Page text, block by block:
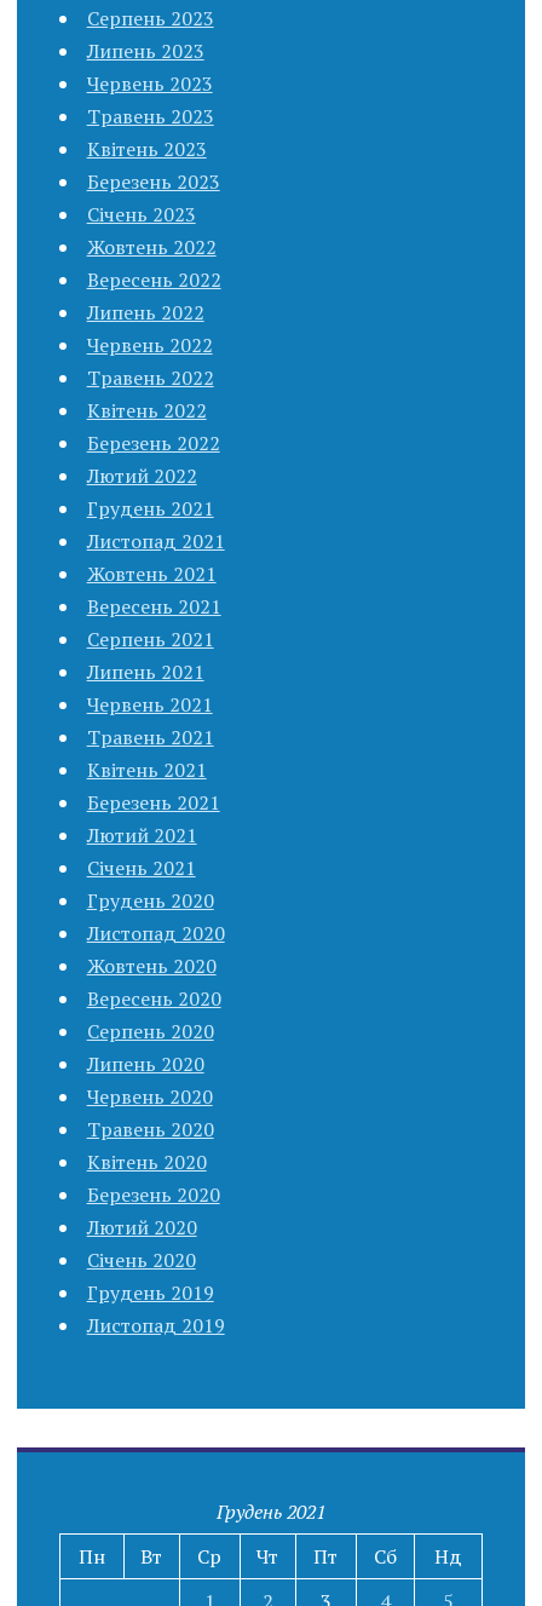
Серпень 2023
Липень 2023
Червень 2023
Травень 2023
Квітень 2023
Березень 2023
Січень 2023
Жовтень 2022
Вересень 2022
Липень 2022
Червень 2022
Травень 2022
Квітень 2022
Березень 2022
Лютий 2022
Грудень 2021
Листопад 2021
Жовтень 2021
Вересень 2021
Серпень 2021
Липень 2021
Червень 2021
Травень 2021
Квітень 2021
Березень 2021
Лютий 2021
Січень 2021
Грудень 2020
Листопад 2020
Жовтень 2020
Вересень 2020
Серпень 2020
Липень 2020
Червень 2020
Травень 2020
Квітень 2020
Березень 2020
Лютий 2020
Січень 2020
Грудень 2019
Листопад 2019
Грудень 2021
Пн
Вт Ср Чт Пт Сб
Нд